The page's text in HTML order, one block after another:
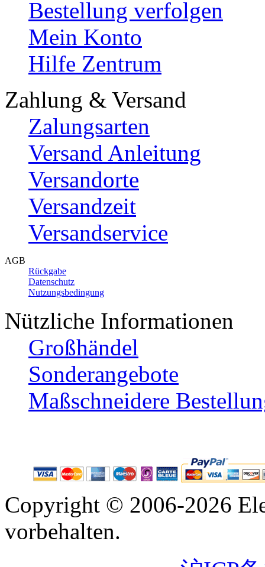
Bestellung verfolgen
Mein Konto
Hilfe Zentrum
Zahlung & Versand
Zalungsarten
Versand Anleitung
Versandorte
Versandzeit
Versandservice
AGB
Rückgabe
Datenschutz
Nutzungsbedingung
Nützliche Informationen
Großhändel
Sonderangebote
Maßschneidere
Copyright © 2006-2026
vorbehalten.